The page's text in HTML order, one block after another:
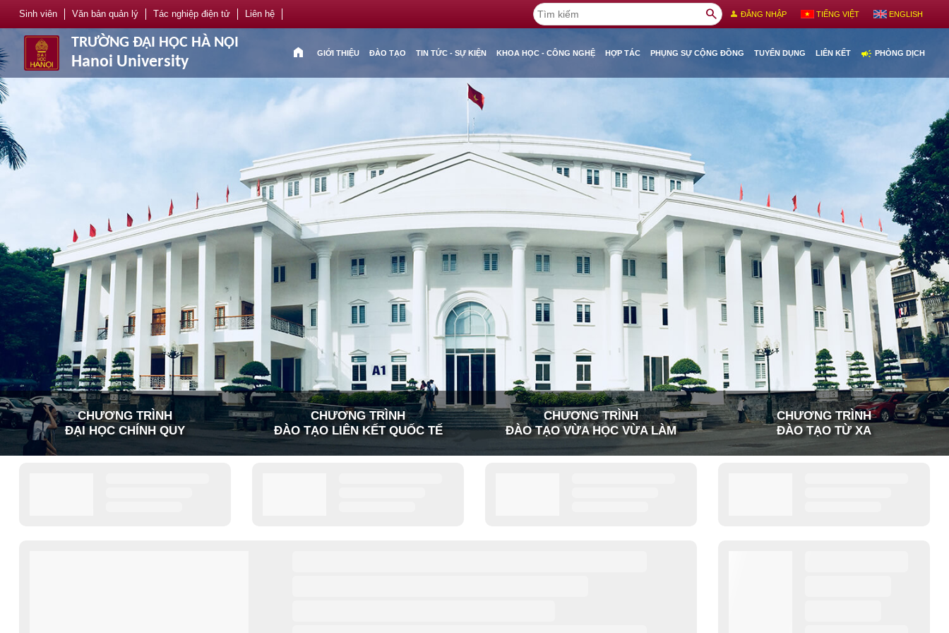
Sinh viên Văn bản quản lý Tác nghiệp điện tử Liên hệ search person ĐĂNG NHẬP TIẾNG VIỆT ENGLISH
TRƯỜNG ĐẠI HỌC HÀ NỘI
Hanoi University
home GIỚI THIỆU ĐÀO TẠO TIN TỨC - SỰ KIỆN KHOA HỌC - CÔNG NGHỆ HỢP TÁC PHỤNG SỰ CỘNG ĐỒNG TUYỂN DỤNG LIÊN KẾT campaign PHÒNG DỊCH
CHƯƠNG TRÌNH
ĐẠI HỌC CHÍNH QUY
CHƯƠNG TRÌNH
ĐÀO TẠO LIÊN KẾT QUỐC TẾ
CHƯƠNG TRÌNH
ĐÀO TẠO VỪA HỌC VỪA LÀM
CHƯƠNG TRÌNH
ĐÀO TẠO TỪ XA